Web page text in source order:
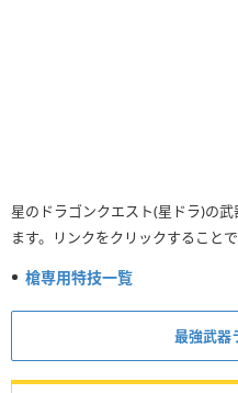
星のドラゴンクエスト(星ドラ)の
ます。リンクをクリックすること
槍専用特技一覧
最強武器